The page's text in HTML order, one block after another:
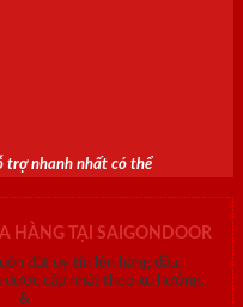
trợ nhanh nhất có thể
HÀNG TẠI SAIGONDOOR
đặt uy tín lên hàng đầu.
được cập nhật theo xu hướng.
&